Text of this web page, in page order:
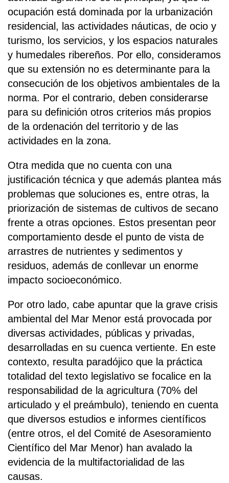
ocupación está dominada por la urbanización
residencial, las actividades náuticas, de ocio y
turismo, los servicios, y los espacios naturales
y humedales ribereños. Por ello, consideramos
que su extensión no es determinante para la
consecución de los objetivos ambientales de la
norma. Por el contrario, deben considerarse
para su definición otros criterios más propios
de la ordenación del territorio y de las
actividades en la zona.
Otra medida que no cuenta con una
justificación técnica y que además plantea más
problemas que soluciones es, entre otras, la
priorización de sistemas de cultivos de secano
frente a otras opciones. Estos presentan peor
comportamiento desde el punto de vista de
arrastres de nutrientes y sedimentos y
residuos, además de conllevar un enorme
impacto socioeconómico.
Por otro lado, cabe apuntar que la grave crisis
ambiental del Mar Menor está provocada por
diversas actividades, públicas y privadas,
desarrolladas en su cuenca vertiente. En este
contexto, resulta paradójico que la práctica
totalidad del texto legislativo se focalice en la
responsabilidad de la agricultura (70% del
articulado y el preámbulo), teniendo en cuenta
que diversos estudios e informes científicos
(entre otros, el del Comité de Asesoramiento
Científico del Mar Menor) han avalado la
evidencia de la multifactorialidad de las
causas.